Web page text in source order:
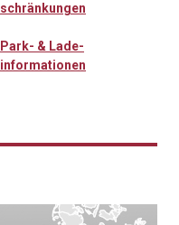
schränkungen
Park- & Lade-
informationen